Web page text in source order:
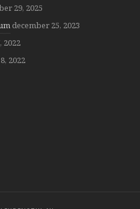
29, 2025
december 25, 2023
2022
2022